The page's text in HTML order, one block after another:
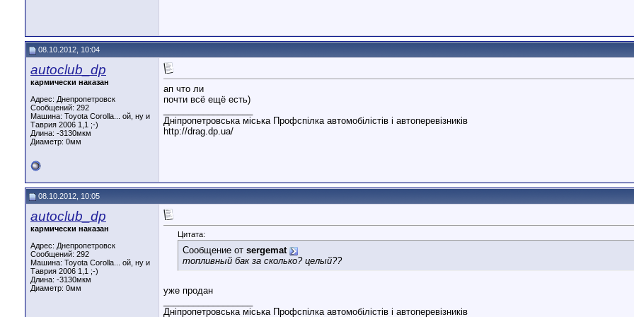
08.10.2012, 10:04
autoclub_dp
кармически наказан
Адрес: Днепропетровск
Сообщений: 292
Машина: Toyota Corolla... ой, ну и
Таврия 2006 1,1 ;-)
Длина: -3130мкм
Диаметр: 0мм
ап что ли
почти всё ещё есть)
Дніпропетровська міська Профспілка автомобілістів і автоперевізників
http://drag.dp.ua/
08.10.2012, 10:05
autoclub_dp
кармически наказан
Адрес: Днепропетровск
Сообщений: 292
Машина: Toyota Corolla... ой, ну и
Таврия 2006 1,1 ;-)
Длина: -3130мкм
Диаметр: 0мм
Цитата:
Сообщение от sergemat
топливный бак за сколько? целый??
уже продан
Дніпропетровська міська Профспілка автомобілістів і автоперевізників